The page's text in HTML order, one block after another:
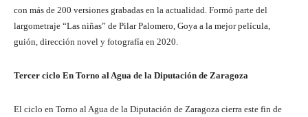
con más de 200 versiones grabadas en la actualidad. Formó parte del
largometraje “Las niñas” de Pilar Palomero, Goya a la mejor película,
guión, dirección novel y fotografía en 2020.
Tercer ciclo En Torno al Agua de la Diputación de Zaragoza
El ciclo en Torno al Agua de la Diputación de Zaragoza cierra este fin de